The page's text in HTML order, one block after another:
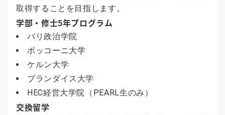
取得することを目指します。
学部・修士5年プログラム
バリ政治学院
ボッコーニ大学
ケルン大学
ブランダイス大学
HEC経営大学院（PEARL生のみ）
交換留学